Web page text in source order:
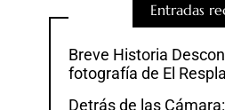
Entradas
Breve Historia
fotografía de El
Detrás de las